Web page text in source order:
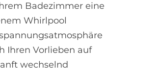
Badezimmer eine
Whirlpool
Ihren Vorlieben auf
wechselnd